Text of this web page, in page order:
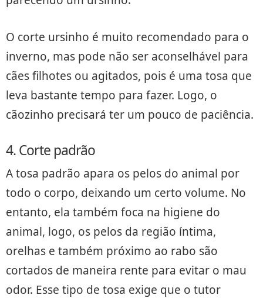
O corte ursinho é muito recomendado para o
inverno, mas pode não ser aconselhável para
cães filhotes ou agitados, pois é uma tosa que
leva bastante tempo para fazer. Logo, o
cãozinho precisará ter um pouco de paciência.
4. Corte padrão
A tosa padrão apara os pelos do animal por
todo o corpo, deixando um certo volume. No
entanto, ela também foca na higiene do
animal, logo, os pelos da região íntima,
orelhas e também próximo ao rabo são
cortados de maneira rente para evitar o mau
odor. Esse tipo de tosa exige que o tutor